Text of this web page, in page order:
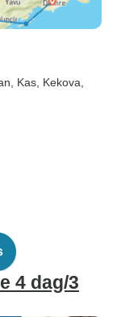
, Kas , Kekova
4 dag/3